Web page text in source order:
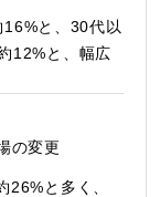
と、30代以
12%と、幅広
の変更
26%と多く、